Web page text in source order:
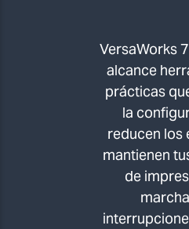
VersaWorks
alcance
prácticas
la
reducen los
mantienen
de